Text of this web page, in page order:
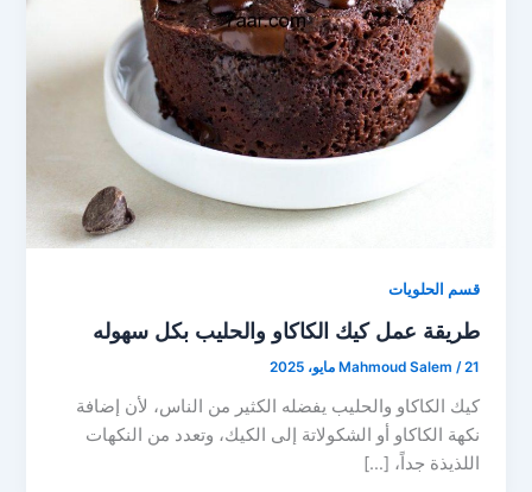
قسم الحلويات
طريقة عمل كيك الكاكاو والحليب بكل سهوله
Mahmoud Salem /21 مايو، 2025
كيك الكاكاو والحليب يفضله الكثير من الناس، لأن إضافة
نكهة الكاكاو أو الشكولاتة إلى الكيك، وتعدد من النكهات
اللذيذة جداً، […]